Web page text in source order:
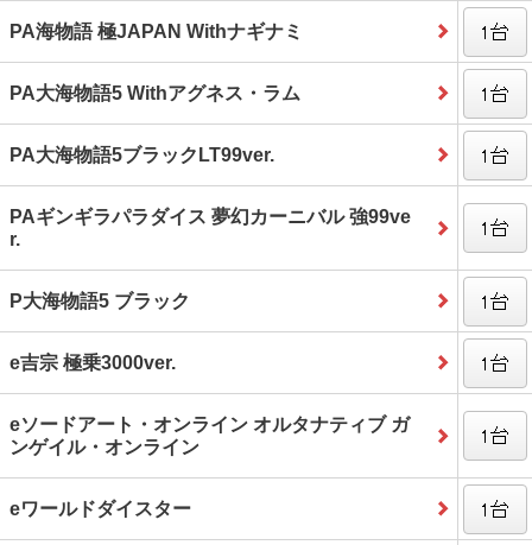
PA海物語 極JAPAN Withナギナミ
PA大海物語5 Withアグネス・ラム
PA大海物語5ブラックLT99ver.
PAギンギラパラダイス 夢幻カーニバル 強99ve
r.
P大海物語5 ブラック
e吉宗 極乗3000ver.
eソードアート・オンライン オルタナティブ ガ
ンゲイル・オンライン
eワールドダイスター